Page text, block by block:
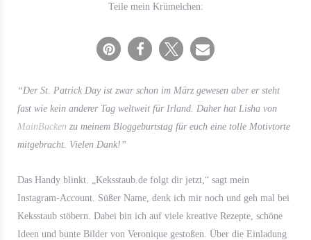
Teile mein Krümelchen:
“Der St. Patrick Day ist zwar schon im März gewesen aber er steht
fast wie kein anderer Tag weltweit für Irland. Daher hat Lisha von
MainBacken zu meinem Bloggeburtstag für euch eine tolle Motivtorte
mitgebracht. Vielen Dank!”
Das Handy blinkt. „Keksstaub.de folgt dir jetzt,“ sagt mein
Instagram-Account. Süßer Name, denk ich mir noch und geh mal bei
Keksstaub stöbern. Dabei bin ich auf viele kreative Rezepte, schöne
Ideen und bunte Bilder von Veronique gestoßen. Über die Einladung